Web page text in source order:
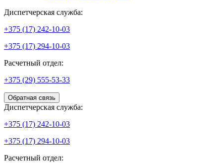
Диспетчерская служба:
+375 (17) 242-10-03
+375 (17) 294-10-03
Расчетный отдел:
+375 (29) 555-53-33
Обратная связь
Диспетчерская служба:
+375 (17) 242-10-03
+375 (17) 294-10-03
Расчетный отдел: